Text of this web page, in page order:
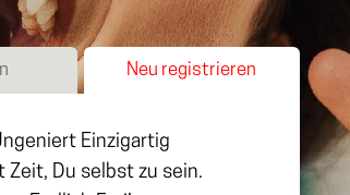
Neu registrieren
Einzigartig
Zeit, Du selbst zu sein.